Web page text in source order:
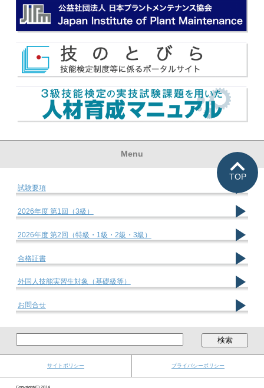
TOP
Menu
試験要項
2026年度 第1回（3級）
2026年度 第2回（特級・1級・2級・3級）
合格証書
外国人技能実習生対象（基礎級等）
お問合せ
サイトポリシー プライバシーポリシー
Copyright(C) 2014